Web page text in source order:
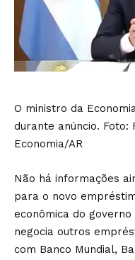
O ministro da
durante anúncio. Foto:
Economia/AR
Não há informações
para o novo
econômica do
negocia outros
com Banco Mundial,